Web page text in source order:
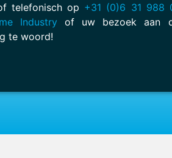
telefonisch op +31 (0)6 31 988
Industryof uw bezoek aan
te woord!